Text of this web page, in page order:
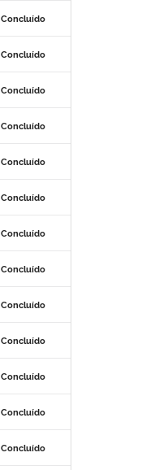
Concluído
Concluído
Concluído
Concluído
Concluído
Concluído
Concluído
Concluído
Concluído
Concluído
Concluído
Concluído
Concluído